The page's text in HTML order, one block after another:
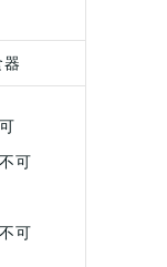
可
可